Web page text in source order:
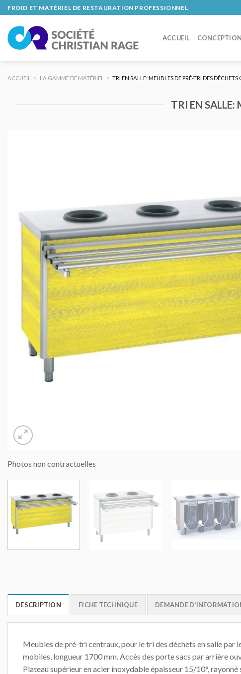
Skip
to
content
FROID ET MATÉRIEL DE RESTAURATION PROFESSIONNEL
ACCUEIL CONCEPTION
ACCUEIL > LA GAMME DE MATÉRIEL > TRI EN SALLE: MEUBLES DE PRÉ-TRI DES
TRI EN SALLE:
Photos non contractuelles
DESCRIPTION FICHE TECHNIQUE DEMANDE
Meubles de pré-tri centraux, pour le tri des déchets en salle par
mobiles, longueur 1700 mm. Accès des porte sacs par arrière
Plateau supérieur en acier inoxydable épaisseur 15/10°,